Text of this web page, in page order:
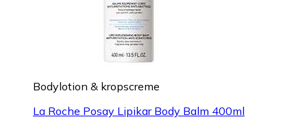
Bodylotion & kropscreme
La Roche Posay Lipikar Body Balm 400ml